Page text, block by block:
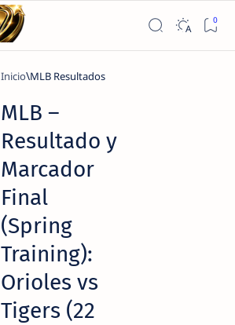
Inicio MLB Resultados
MLB –
Resultado y
Marcador
Final
(Spring
Training):
Orioles vs
Tigers (22